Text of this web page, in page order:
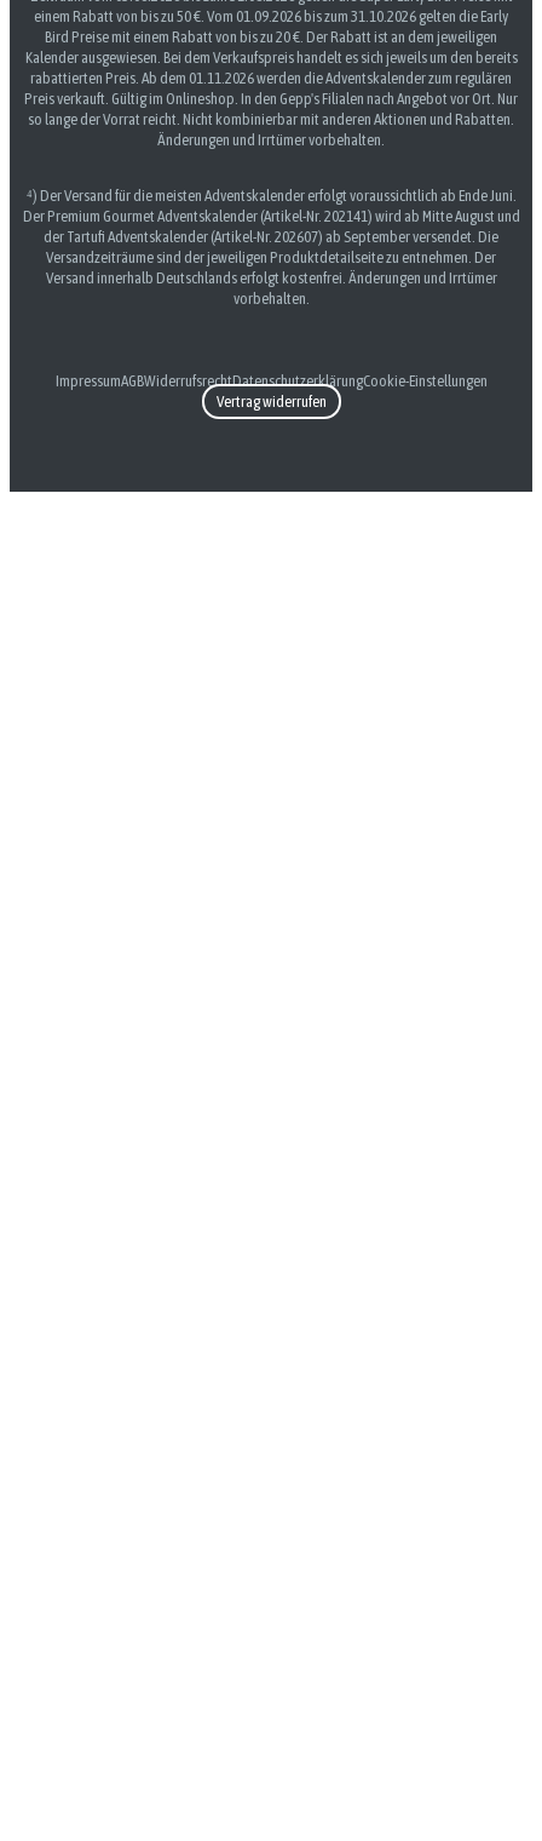
einem Rabatt von bis zu 50 €. Vom 01.09.2026 bis zum 31.10.2026 gelten die Early
Bird Preise mit einem Rabatt von bis zu 20 €. Der Rabatt ist an dem jeweiligen
Kalender ausgewiesen. Bei dem Verkaufspreis handelt es sich jeweils um den bereits
rabattierten Preis. Ab dem 01.11.2026 werden die Adventskalender zum regulären
Preis verkauft. Gültig im Onlineshop. In den Gepp's Filialen nach Angebot vor Ort. Nur
so lange der Vorrat reicht. Nicht kombinierbar mit anderen Aktionen und Rabatten.
Änderungen und Irrtümer vorbehalten.
⁴) Der Versand für die meisten Adventskalender erfolgt voraussichtlich ab Ende Juni.
Der Premium Gourmet Adventskalender (Artikel-Nr. 202141) wird ab Mitte August und
der Tartufi Adventskalender (Artikel-Nr. 202607) ab September versendet. Die
Versandzeiträume sind der jeweiligen Produktdetailseite zu entnehmen. Der
Versand innerhalb Deutschlands erfolgt kostenfrei. Änderungen und Irrtümer
vorbehalten.
ImpressumAGBWiderrufsrechtDatenschutzerklärungCookie-Einstellungen
Vertrag widerrufen